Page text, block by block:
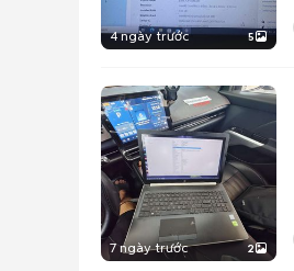
4 ngày trước 5
7 ngày trước 2